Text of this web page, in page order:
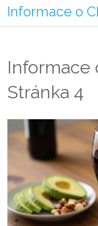
Informace o
Informace
Stránka 4